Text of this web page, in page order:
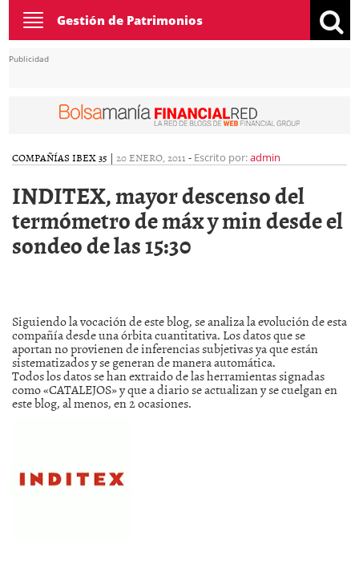
Toggle
navigation
Gestión de Patrimonios
Publicidad
COMPAÑÍAS IBEX 35 | 20 ENERO, 2011 - Escrito por:admin
INDITEX, mayor descenso del
termómetro de máx y min desde el
sondeo de las 15:30
Siguiendo la vocación de este blog, se analiza la evolución de esta
compañía desde una órbita cuantitativa. Los datos que se
aportan no provienen de inferencias subjetivas ya que están
sistematizados y se generan de manera automática.
Todos los datos se han extraido de las herramientas signadas
como «CATALEJOS» y que a diario se actualizan y se cuelgan en
este blog, al menos, en 2 ocasiones.